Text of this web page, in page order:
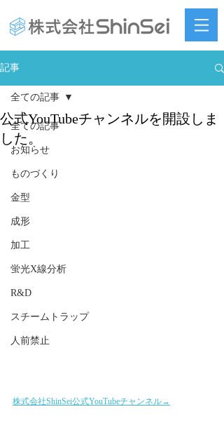
記事
全ての記事
お知らせ
ものづくり
金型
成形
加工
蛍光X線分析
R&D
スチームトラップ
人前禁止
全ての記事
公式YouTubeチャンネルを開設しま
した。
株式会社ShinSei公式YouTubeチャンネル→